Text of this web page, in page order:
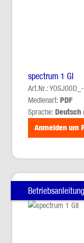
spectrum 1 GI
Art.Nr.:
Medienart: PDF
Sprache: Deutsch
Anmelden um
Betriebsanleitung